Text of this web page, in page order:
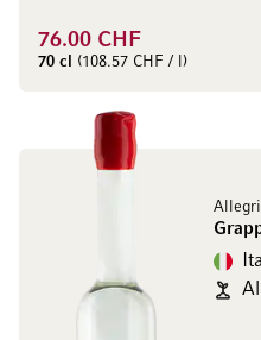
76.00 CHF
70 cl (108.57 CHF / l)